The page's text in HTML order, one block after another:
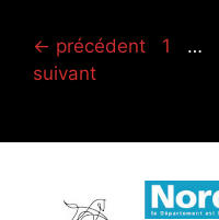
← précédent Page
1 …
suivant